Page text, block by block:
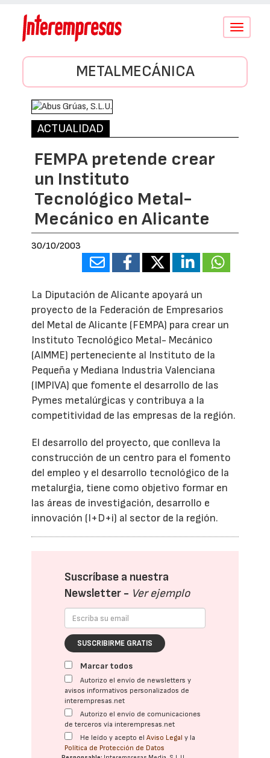
Conmutar
METALMECÁNICA
ACTUALIDAD
FEMPA pretende crear
un Instituto
Tecnológico Metal-
Mecánico en Alicante
30/10/2003
La Diputación de Alicante apoyará un
proyecto de la Federación de Empresarios
del Metal de Alicante (FEMPA) para crear un
Instituto Tecnológico Metal- Mecánico
(AIMME) perteneciente al Instituto de la
Pequeña y Mediana Industria Valenciana
(IMPIVA) que fomente el desarrollo de las
Pymes metalúrgicas y contribuya a la
competitividad de las empresas de la región.
El desarrollo del proyecto, que conlleva la
construcción de un centro para el fomento
del empleo y el desarrollo tecnológico de la
metalurgia, tiene como objetivo formar en
las áreas de investigación, desarrollo e
innovación (I+D+i) al sector de la región.
Suscríbase a nuestra
Newsletter - Ver ejemplo
SUSCRIBIRME GRATIS
Marcar todos
Autorizo el envío de newsletters y
avisos informativos personalizados de
interempresas.net
Autorizo el envío de comunicaciones
de terceros vía interempresas.net
He leído y acepto elAviso Legal y la
Política de Protección de Datos